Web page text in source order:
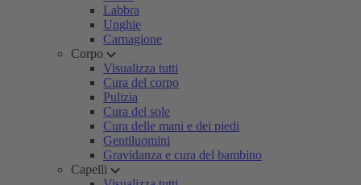
Labbra
Unghie
Carnagione
Corpo
Visualizza tutti
Cura del corpo
Pulizia
Cura del sole
Cura delle mani e dei piedi
Gentiluomini
Gravidanza e cura del bambino
Capelli